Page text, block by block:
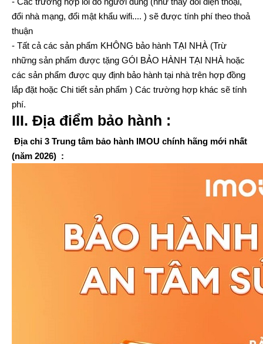
đổi nhà mạng, đổi mật khẩu wifi.... ) sẽ được tính phí theo thoả
thuận
- Tất cả các sản phẩm KHÔNG bảo hành TẠI NHÀ (Trừ
những sản phẩm được tặng GÓI BẢO HÀNH TẠI NHÀ hoặc
các sản phẩm được quy định bảo hành tại nhà trên hợp đồng
lắp đặt hoặc Chi tiết sản phẩm ) Các trường hợp khác sẽ tính
phí.
III. Địa điểm bảo hành :
Địa chỉ 3 Trung tâm bảo hành IMOU chính hãng mới nhất
(năm 2026) :